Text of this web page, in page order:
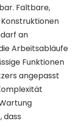
Faltbare,
an
Arbeitsabläufe
Funktionen
angepasst
dass